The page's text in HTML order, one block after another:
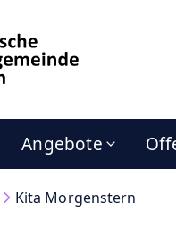
Angebote
Kita Morgenstern